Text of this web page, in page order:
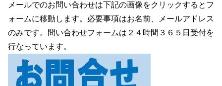
メールでのお問い合わせは下記の画像をクリックするとフ
ォームに移動します。必要事項はお名前、メールアドレス
のみです。問い合わせフォームは２４時間３６５日受付を
行なっています。